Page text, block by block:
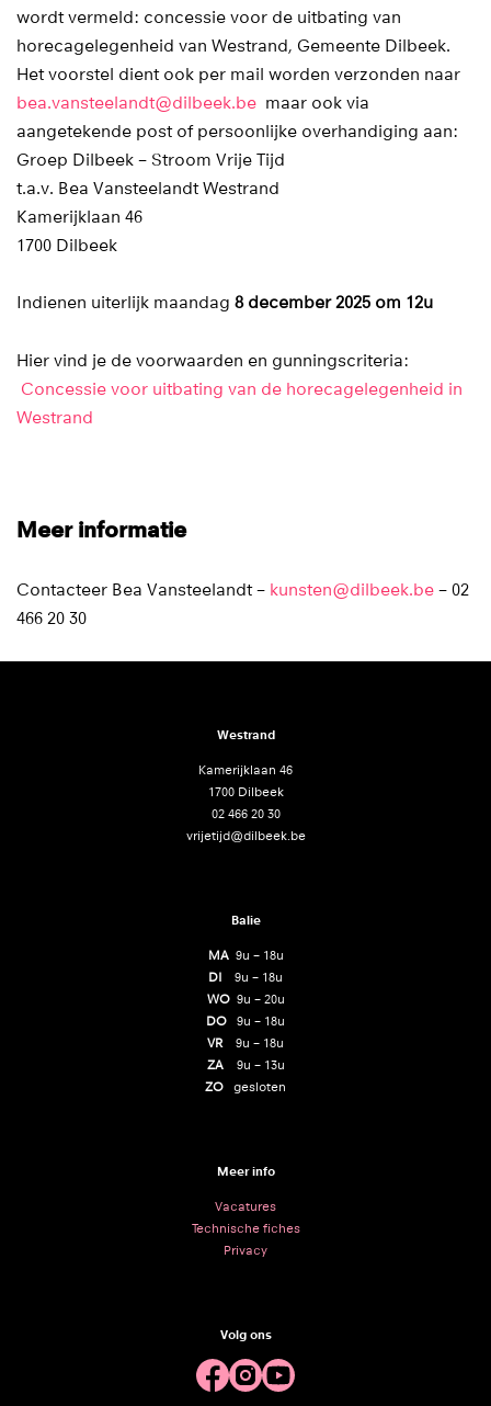
wordt vermeld: concessie voor de uitbating van
horecagelegenheid van Westrand, Gemeente Dilbeek.
Het voorstel dient ook per mail worden verzonden naar
bea.vansteelandt@dilbeek.be maar ook via
aangetekende post of persoonlijke overhandiging aan:
Groep Dilbeek – Stroom Vrije Tijd
t.a.v. Bea Vansteelandt Westrand
Kamerijklaan 46
1700 Dilbeek
Indienen uiterlijk maandag 8 december 2025 om 12u
Hier vind je de voorwaarden en gunningscriteria:
Concessie voor uitbating van de horecagelegenheid in
Westrand
Meer informatie
Contacteer Bea Vansteelandt – kunsten@dilbeek.be – 02
466 20 30
Westrand
Kamerijklaan 46
1700 Dilbeek
02 466 20 30
vrijetijd@dilbeek.be
Balie
MA 9u – 18u
DI 9u – 18u
WO9u – 20u
DO 9u – 18u
VR 9u – 18u
ZA
9u – 13u
ZO gesloten
Meer info
Vacatures
Technische fiches
Privacy
Volg ons